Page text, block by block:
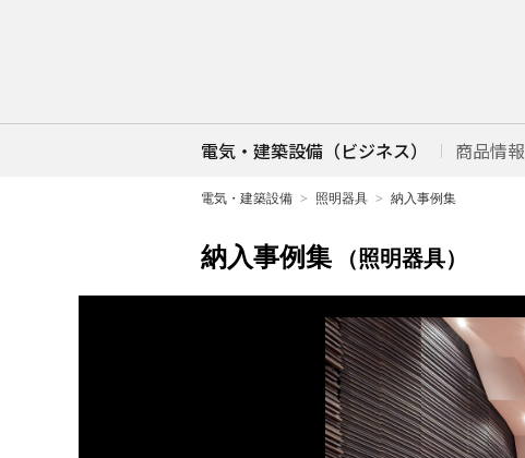
電気・建築設備（ビジネス） 商品情報
電気・建築設備 照明器具 納入事例集
納入事例集 （照明器具）